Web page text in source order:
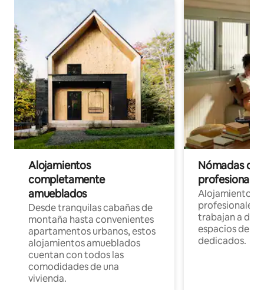
Alojamientos
completamente
amueblados
Desde tranquilas cabañas de
montaña hasta convenientes
apartamentos urbanos, estos
alojamientos amueblados
cuentan con todos las
comodidades de una
vivienda.
Nómadas
Alojamientos
profesionales
trabajan a
espacios de
dedicados.